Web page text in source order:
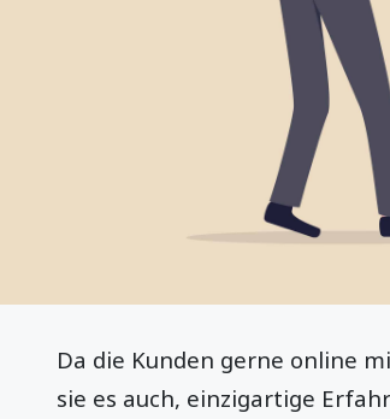
Da die Kunden gerne online
sie es auch, einzigartige